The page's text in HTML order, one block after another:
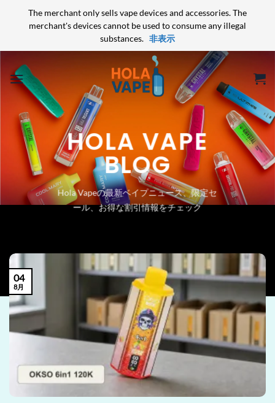
The merchant only sells vape devices and accessories. The
merchant's devices cannot be used to consume any illegal
substances. 非表示
content
HOLA VAPE
BLOG
Hola Vapeの最新ベイプニュース、限定セ
ール、お得な割引情報をチェック
04
8月